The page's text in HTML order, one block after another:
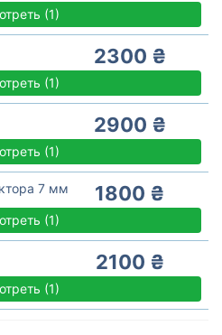
(1)
2300 ₴
(1)
2900 ₴
(1)
7 мм 1800 ₴
(1)
2100 ₴
(1)